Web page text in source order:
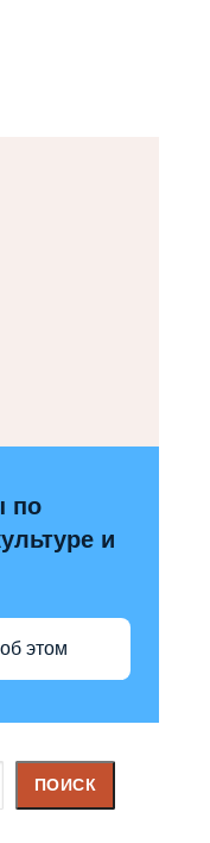
по
и
этом
ПОИСК